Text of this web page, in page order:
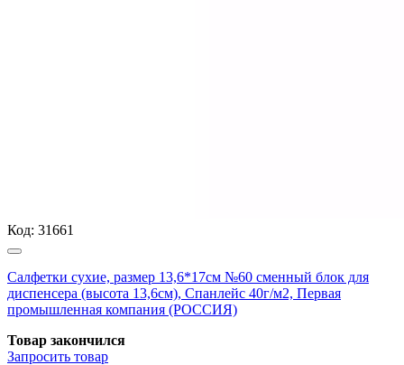
Код: 31661
Салфетки сухие, размер 13,6*17см №60 сменный блок для
диспенсера (высота 13,6см), Спанлейс 40г/м2, Первая
промышленная компания (РОССИЯ)
Товар закончился
Запросить товар